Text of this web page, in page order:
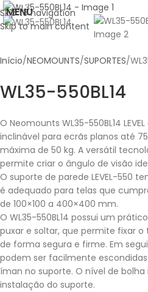
Skip to navigation
Skip to main content
MENU
Início NEOMOUNTS SUPORTES
WL35-550BL14
O Neomounts WL35-550BL14
inclinável para ecrãs planos até
máxima de 50 kg. A versátil
permite criar o ângulo de visão
O suporte de parede LEVEL-550
é adequado para telas que
de 100×100 a 400×400 mm.
O WL35-550BL14 possui um
puxar e soltar, que permite fixar
de forma segura e firme. Em
podem ser facilmente
íman no suporte. O nível de
instalação do suporte.